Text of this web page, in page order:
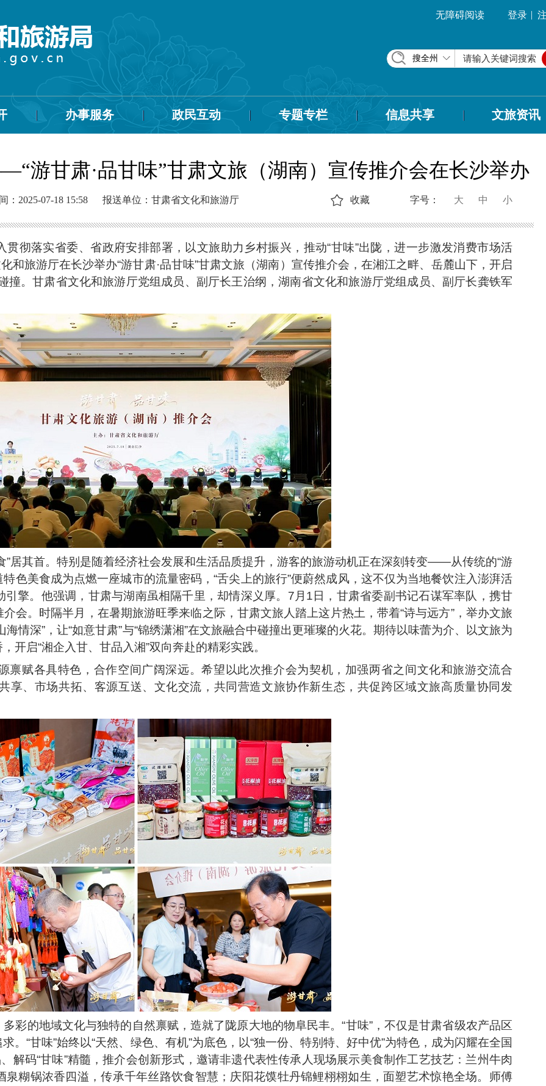
无障碍阅读 登录 |
搜全州
办事服务 政民互动 专题专栏 信息共享 文旅资讯
游甘肃·品甘味”甘肃文旅（湖南）宣传推介会在长沙举办
：2025-07-18 15:58 报送单位：甘肃省文化和旅游厅 字号： 大 中 小
收藏
彻落实省委、省政府安排部署，以文旅助力乡村振兴，推动“甘味”出陇，进一步激发消费市场活
和旅游厅在长沙举办“游甘肃·品甘味”甘肃文旅（湖南）宣传推介会，在湘江之畔、岳麓山下，开启
撞。甘肃省文化和旅游厅党组成员、副厅长王治纲，湖南省文化和旅游厅党组成员、副厅长龚铁军
”居其首。特别是随着经济社会发展和生活品质提升，游客的旅游动机正在深刻转变——从传统的“游
色美食成为点燃一座城市的流量密码，“舌尖上的旅行”便蔚然成风，这不仅为当地餐饮注入澎湃活
擎。他强调，甘肃与湖南虽相隔千里，却情深义厚。7月1日，甘肃省委副书记石谋军率队，携甘
会。时隔半月，在暑期旅游旺季来临之际，甘肃文旅人踏上这片热土，带着“诗与远方”，举办文旅
情深”，让“如意甘肃”与“锦绣潇湘”在文旅融合中碰撞出更璀璨的火花。期待以味蕾为介、以文旅为
开启“湘企入甘、甘品入湘”双向奔赴的精彩实践。
禀赋各具特色，合作空间广阔深远。希望以此次推介会为契机，加强两省之间文化和旅游交流合
享、市场共拓、客源互送、文化交流，共同营造文旅协作新生态，共促跨区域文旅高质量协同发
彩的地域文化与独特的自然禀赋，造就了陇原大地的物阜民丰。“甘味”，不仅是甘肃省级农产品区
。“甘味”始终以“天然、绿色、有机”为底色，以“独一份、特别特、好中优”为特色，成为闪耀在全国
解码“甘味”精髓，推介会创新形式，邀请非遗代表性传承人现场展示美食制作工艺技艺：兰州牛肉
糊锅浓香四溢，传承千年丝路饮食智慧；庆阳花馍牡丹锦鲤栩栩如生，面塑艺术惊艳全场。师傅